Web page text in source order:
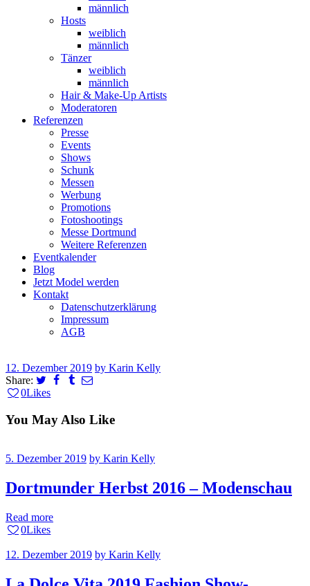
männlich
Hosts
weiblich
männlich
Tänzer
weiblich
männlich
Hair & Make-Up Artists
Moderatoren
Referenzen
Presse
Events
Shows
Schunk
Messen
Werbung
Promotions
Fotoshootings
Messe Dortmund
Weitere Referenzen
Eventkalender
Blog
Jetzt Model werden
Kontakt
Datenschutzerklärung
Impressum
AGB
12. Dezember 2019 by Karin Kelly
Share:
0Likes
You May Also Like
5. Dezember 2019 by Karin Kelly
Dortmunder Herbst 2016 – Modenschau
Read more
0Likes
12. Dezember 2019 by Karin Kelly